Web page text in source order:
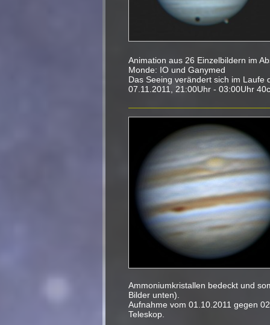
Animation aus 26 Einzelbildern im
Monde: IO und Ganymed
Das Seeing verändert sich im Laufe
07.11.2011, 21:00Uhr - 03:00Uhr
Ammoniumkristallen bedeckt und
Bilder unten).
Aufnahme vom 01.10.2011 gegen
Teleskop.